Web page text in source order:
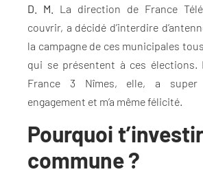
D. M.
La direction de France
couvrir, a décidé d’interdire
la campagne de ces municipales
qui se présentent à ces élections.
France 3 Nîmes, elle, a
engagement et m’a même félicité.
Pourquoi
commune ?